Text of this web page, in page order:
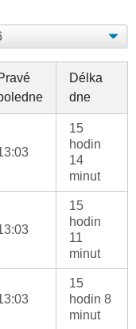
Délka
dne
15
hodin
14
minut
15
hodin
11
minut
15
hodin 8
minut